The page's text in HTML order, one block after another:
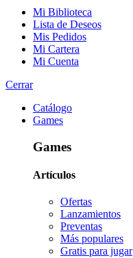
Mi Biblioteca
Lista de Deseos
Mis Pedidos
Mi Cartera
Mi Cuenta
Cerrar
Catálogo
Games
Games
Artículos
Ofertas
Lanzamientos
Preventas
Más populares
Gratis para jugar